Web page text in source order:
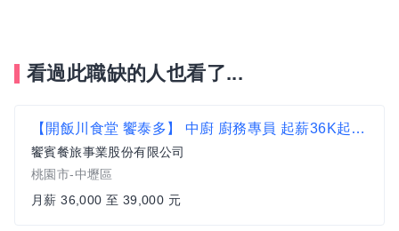
看過此職缺的人也看了...
【開飯川食堂 饗泰多】 中廚 廚務專員 起薪36K起 歡迎無經驗者加入【中壢區】
饗賓餐旅事業股份有限公司
桃園市-中壢區
月薪 36,000 至 39,000 元